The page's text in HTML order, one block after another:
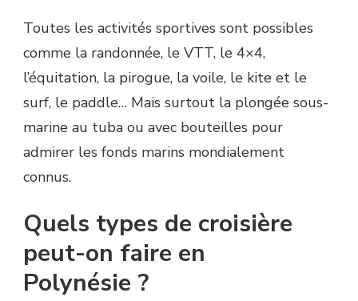
Toutes les activités sportives sont possibles
comme la randonnée, le VTT, le 4×4,
l’équitation, la pirogue, la voile, le kite et le
surf, le paddle… Mais surtout la plongée sous-
marine au tuba ou avec bouteilles pour
admirer les fonds marins mondialement
connus.
Quels types de croisière
peut-on faire en
Polynésie ?